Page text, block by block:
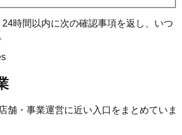
24時間以内に次の確認事項を返し、いつ
舗・事業運営に近い入口をまとめていま